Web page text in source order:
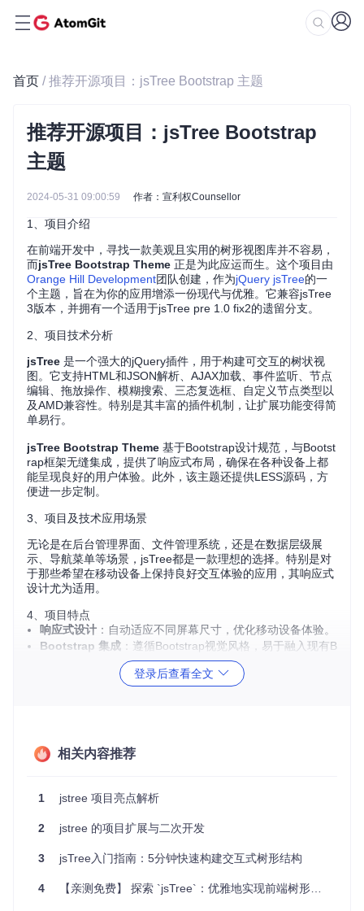
首页 / 推荐开源项目：jsTree Bootstrap 主题
推荐开源项目：jsTree Bootstrap
主题
2024-05-31 09:00:59 作者：宣利权Counsellor
1、项目介绍
在前端开发中，寻找一款美观且实用的树形视图库并不容易，
而jsTree Bootstrap Theme 正是为此应运而生。这个项目由
Orange Hill Development团队创建，作为jQuery jsTree的一
个主题，旨在为你的应用增添一份现代与优雅。它兼容jsTree
3版本，并拥有一个适用于jsTree pre 1.0 fix2的遗留分支。
2、项目技术分析
jsTree 是一个强大的jQuery插件，用于构建可交互的树状视
图。它支持HTML和JSON解析、AJAX加载、事件监听、节点
编辑、拖放操作、模糊搜索、三态复选框、自定义节点类型以
及AMD兼容性。特别是其丰富的插件机制，让扩展功能变得简
单易行。
jsTree Bootstrap Theme 基于Bootstrap设计规范，与Bootst
rap框架无缝集成，提供了响应式布局，确保在各种设备上都
能呈现良好的用户体验。此外，该主题还提供LESS源码，方
便进一步定制。
3、项目及技术应用场景
无论是在后台管理界面、文件管理系统，还是在数据层级展
示、导航菜单等场景，jsTree都是一款理想的选择。特别是对
于那些希望在移动设备上保持良好交互体验的应用，其响应式
设计尤为适用。
4、项目特点
响应式设计 ：自动适应不同屏幕尺寸，优化移动设备体验。
Bootstrap 集成 ：遵循Bootstrap视觉风格，易于融入现有B
：通过简单的JavaScript配置即可启用或禁用响应
广泛兼容
：支持jQuery 1.9.1及以上版本，以及IE8+及所有
现代浏览器。
如果你正在寻求一个既美观又实用的树形视图解决方案，不妨
效的用户体验。立即访问项目主页获取更多详细信息，并尝试
登录后查看全文
相关内容推荐
1 jstree 项目亮点解析
2 jstree 的项目扩展与二次开发
3 jsTree入门指南：5分钟快速构建交互式树形结构
4 【亲测免费】 探索 `jsTree`：优雅地实现前端树形数据可视化